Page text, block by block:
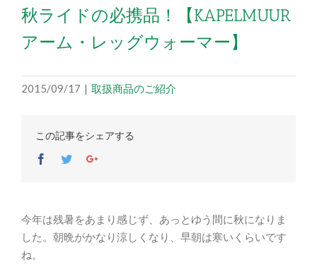
秋ライドの必携品！【KAPELMUUR
アーム・レッグウォーマー】
2015/09/17 | 取扱商品のご紹介
この記事をシェアする
Facebook
TwitterGoogle+
今年は残暑をあまり感じず、あっとゆう間に秋になりま
した。朝晩がかなり涼しくなり、早朝は寒いくらいです
ね。